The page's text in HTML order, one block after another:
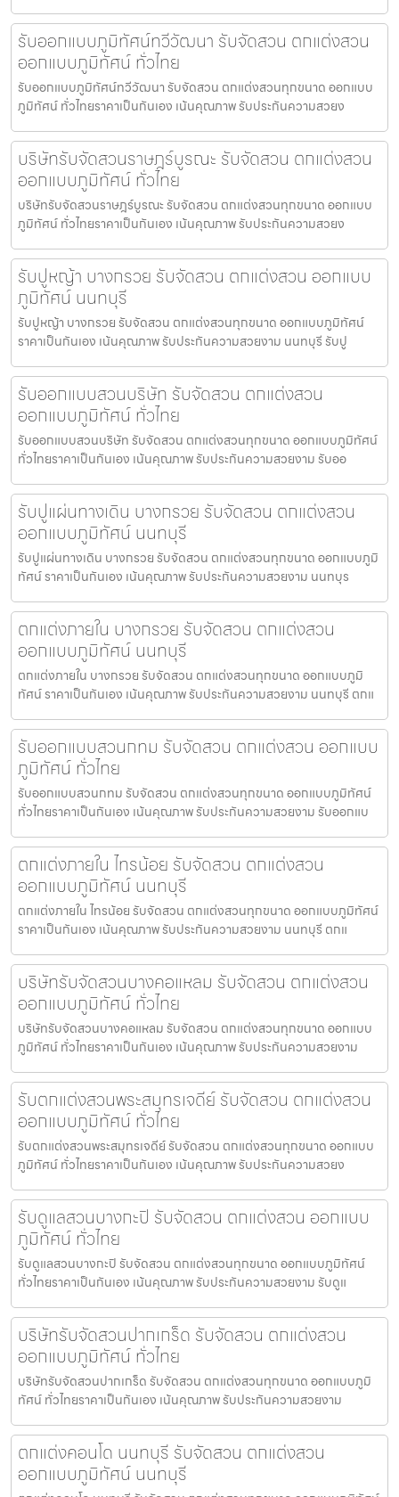
รับออกแบบภูมิทัศน์ทวีวัฒนา รับจัดสวน ตกแต่งสวน
ออกแบบภูมิทัศน์ ทั่วไทย
รับออกแบบภูมิทัศน์ทวีวัฒนา รับจัดสวน ตกแต่งสวนทุกขนาด ออกแบบ
ภูมิทัศน์ ทั่วไทยราคาเป็นกันเอง เน้นคุณภาพ รับประกันความสวยง
บริษัทรับจัดสวนราษฎร์บูรณะ รับจัดสวน ตกแต่งสวน
ออกแบบภูมิทัศน์ ทั่วไทย
บริษัทรับจัดสวนราษฎร์บูรณะ รับจัดสวน ตกแต่งสวนทุกขนาด ออกแบบ
ภูมิทัศน์ ทั่วไทยราคาเป็นกันเอง เน้นคุณภาพ รับประกันความสวยง
รับปูหญ้า บางกรวย รับจัดสวน ตกแต่งสวน ออกแบบ
ภูมิทัศน์ นนทบุรี
รับปูหญ้า บางกรวย รับจัดสวน ตกแต่งสวนทุกขนาด ออกแบบภูมิทัศน์
ราคาเป็นกันเอง เน้นคุณภาพ รับประกันความสวยงาม นนทบุรี รับปู
รับออกแบบสวนบริษัท รับจัดสวน ตกแต่งสวน
ออกแบบภูมิทัศน์ ทั่วไทย
รับออกแบบสวนบริษัท รับจัดสวน ตกแต่งสวนทุกขนาด ออกแบบภูมิทัศน์
ทั่วไทยราคาเป็นกันเอง เน้นคุณภาพ รับประกันความสวยงาม รับออ
รับปูแผ่นทางเดิน บางกรวย รับจัดสวน ตกแต่งสวน
ออกแบบภูมิทัศน์ นนทบุรี
รับปูแผ่นทางเดิน บางกรวย รับจัดสวน ตกแต่งสวนทุกขนาด ออกแบบภูมิ
ทัศน์ ราคาเป็นกันเอง เน้นคุณภาพ รับประกันความสวยงาม นนทบุร
ตกแต่งภายใน บางกรวย รับจัดสวน ตกแต่งสวน
ออกแบบภูมิทัศน์ นนทบุรี
ตกแต่งภายใน บางกรวย รับจัดสวน ตกแต่งสวนทุกขนาด ออกแบบภูมิ
ทัศน์ ราคาเป็นกันเอง เน้นคุณภาพ รับประกันความสวยงาม นนทบุรี ตกแ
รับออกแบบสวนกทม รับจัดสวน ตกแต่งสวน ออกแบบ
ภูมิทัศน์ ทั่วไทย
รับออกแบบสวนกทม รับจัดสวน ตกแต่งสวนทุกขนาด ออกแบบภูมิทัศน์
ทั่วไทยราคาเป็นกันเอง เน้นคุณภาพ รับประกันความสวยงาม รับออกแบ
ตกแต่งภายใน ไทรน้อย รับจัดสวน ตกแต่งสวน
ออกแบบภูมิทัศน์ นนทบุรี
ตกแต่งภายใน ไทรน้อย รับจัดสวน ตกแต่งสวนทุกขนาด ออกแบบภูมิทัศน์
ราคาเป็นกันเอง เน้นคุณภาพ รับประกันความสวยงาม นนทบุรี ตกแ
บริษัทรับจัดสวนบางคอแหลม รับจัดสวน ตกแต่งสวน
ออกแบบภูมิทัศน์ ทั่วไทย
บริษัทรับจัดสวนบางคอแหลม รับจัดสวน ตกแต่งสวนทุกขนาด ออกแบบ
ภูมิทัศน์ ทั่วไทยราคาเป็นกันเอง เน้นคุณภาพ รับประกันความสวยงาม
รับตกแต่งสวนพระสมุทรเจดีย์ รับจัดสวน ตกแต่งสวน
ออกแบบภูมิทัศน์ ทั่วไทย
รับตกแต่งสวนพระสมุทรเจดีย์ รับจัดสวน ตกแต่งสวนทุกขนาด ออกแบบ
ภูมิทัศน์ ทั่วไทยราคาเป็นกันเอง เน้นคุณภาพ รับประกันความสวยง
รับดูแลสวนบางกะปิ รับจัดสวน ตกแต่งสวน ออกแบบ
ภูมิทัศน์ ทั่วไทย
รับดูแลสวนบางกะปิ รับจัดสวน ตกแต่งสวนทุกขนาด ออกแบบภูมิทัศน์
ทั่วไทยราคาเป็นกันเอง เน้นคุณภาพ รับประกันความสวยงาม รับดูแ
บริษัทรับจัดสวนปากเกร็ด รับจัดสวน ตกแต่งสวน
ออกแบบภูมิทัศน์ ทั่วไทย
บริษัทรับจัดสวนปากเกร็ด รับจัดสวน ตกแต่งสวนทุกขนาด ออกแบบภูมิ
ทัศน์ ทั่วไทยราคาเป็นกันเอง เน้นคุณภาพ รับประกันความสวยงาม
ตกแต่งคอนโด นนทบุรี รับจัดสวน ตกแต่งสวน
ออกแบบภูมิทัศน์ นนทบุรี